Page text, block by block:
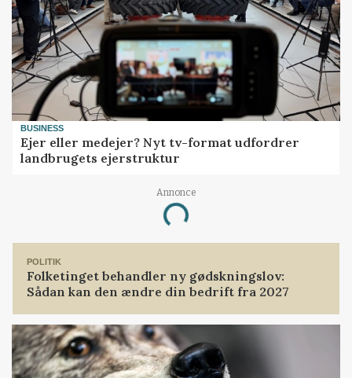
BUSINESS
Ejer eller medejer? Nyt tv-format udfordrer
landbrugets ejerstruktur
Annonce
Loading...
POLITIK
Folketinget behandler ny gødskningslov:
Sådan kan den ændre din bedrift fra 2027